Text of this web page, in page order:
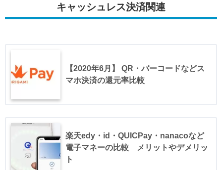
キャッシュレス決済関連
【2020年6月】 QR・バーコードなどス
マホ決済の還元率比較
楽天edy・id・QUICPay・nanacoなど
電子マネーの比較 メリットやデメリッ
ト